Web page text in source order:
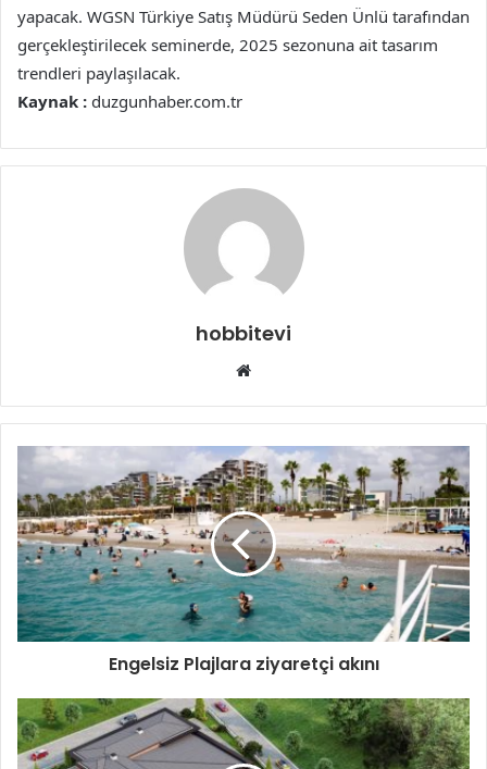
yapacak. WGSN Türkiye Satış Müdürü Seden Ünlü tarafından
gerçekleştirilecek seminerde, 2025 sezonuna ait tasarım
trendleri paylaşılacak.
Kaynak : duzgunhaber.com.tr
hobbitevi
Web
Engelsiz Plajlara ziyaretçi akını